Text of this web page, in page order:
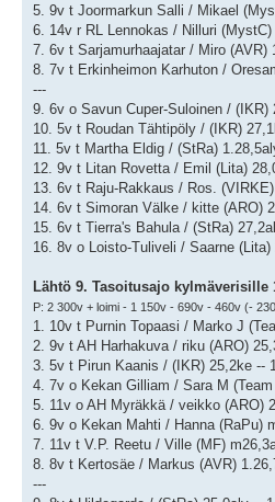
5. 9v t Joormarkun Salli / Mikael
6. 14v r RL Lennokas / Nilluri
7. 6v t Sarjamurhaajatar / Miro (AVR)
8. 7v t Erkinheimon Karhuton /
---
9. 6v o Savun Cuper-Suloinen / (IKR)
10. 5v t Roudan Tähtipöly / (IKR)
11. 5v t Martha Eldig / (StRa)
12. 9v t Litan Rovetta / Emil (Lita)
13. 6v t Raju-Rakkaus / Ros.
14. 6v t Simoran Välke / kitte (ARO)
15. 6v t Tierra's Bahula / (StRa)
16. 8v o Loisto-Tuliveli / Saarne
Lähtö 9. Tasoitusajo kylmäverisille
P: 2 300v + loimi - 1 150v - 690v - 460v (-
1. 10v t Purnin Topaasi / Marko J
2. 9v t AH Harhakuva / riku (ARO)
3. 5v t Pirun Kaanis / (IKR) 25,2ke --
4. 7v o Kekan Gilliam / Sara M
5. 11v o AH Myräkkä / veikko (ARO)
6. 9v o Kekan Mahti / Hanna (RaPu)
7. 11v t V.P. Reetu / Ville (MF)
8. 8v t Kertosäe / Markus (AVR)
---